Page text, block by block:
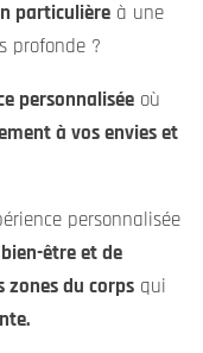
particulière à une
profonde ?
personnalisée où
à vos envies et
personnalisée
être et de
zones du corps qui